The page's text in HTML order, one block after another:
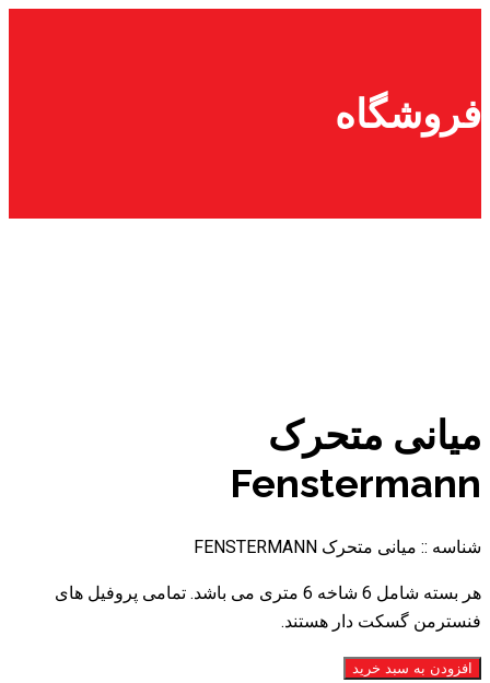
فروشگاه
میانی متحرک
Fenstermann
شناسه :: میانی متحرک FENSTERMANN
هر بسته شامل 6 شاخه 6 متری می باشد. تمامی پروفیل های
فنسترمن گسکت دار هستند.
میانی
افزودن به سبد خرید